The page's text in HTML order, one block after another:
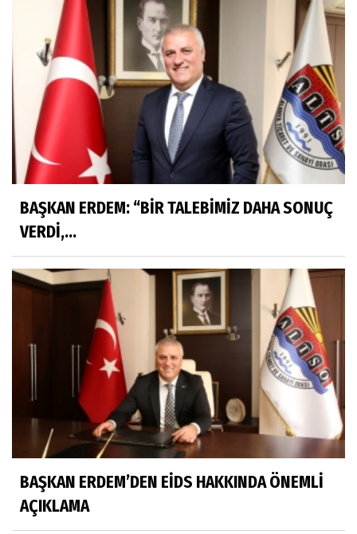
BAŞKAN ERDEM: “BİR TALEBİMİZ DAHA SONUÇ
VERDİ,...
BAŞKAN ERDEM’DEN EİDS HAKKINDA ÖNEMLİ
AÇIKLAMA